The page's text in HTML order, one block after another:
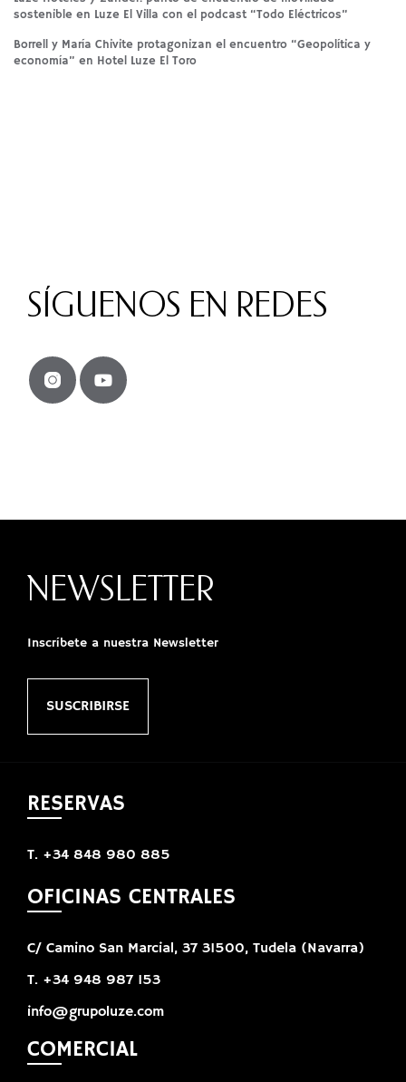
sostenible en Luze El Villa con el podcast “Todo Eléctricos”
Borrell y María Chivite protagonizan el encuentro “Geopolítica y
economía” en Hotel Luze El Toro
SÍGUENOS EN REDES
NEWSLETTER
Inscríbete a nuestra Newsletter
SUSCRIBIRSE
RESERVAS
T. +34 848 980 885
OFICINAS CENTRALES
C/ Camino San Marcial, 37 31500, Tudela (Navarra)
T. +34 948 987 153
info@grupoluze.com
COMERCIAL